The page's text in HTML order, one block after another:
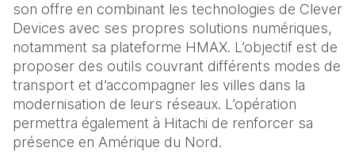
son offre en combinant les technologies de Clever
Devices avec ses propres solutions numériques,
notamment sa plateforme HMAX. L’objectif est de
proposer des outils couvrant différents modes de
transport et d’accompagner les villes dans la
modernisation de leurs réseaux. L’opération
permettra également à Hitachi de renforcer sa
présence en Amérique du Nord.